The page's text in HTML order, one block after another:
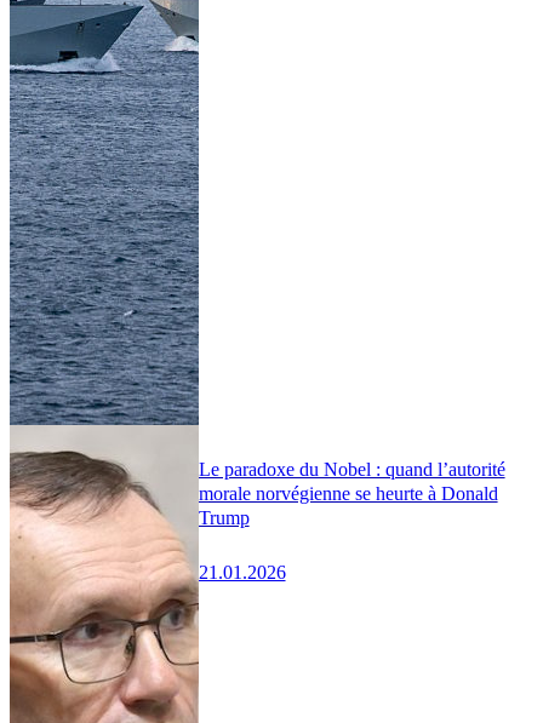
Le paradoxe du Nobel : quand l’autorité
morale norvégienne se heurte à Donald
Trump
21.01.2026